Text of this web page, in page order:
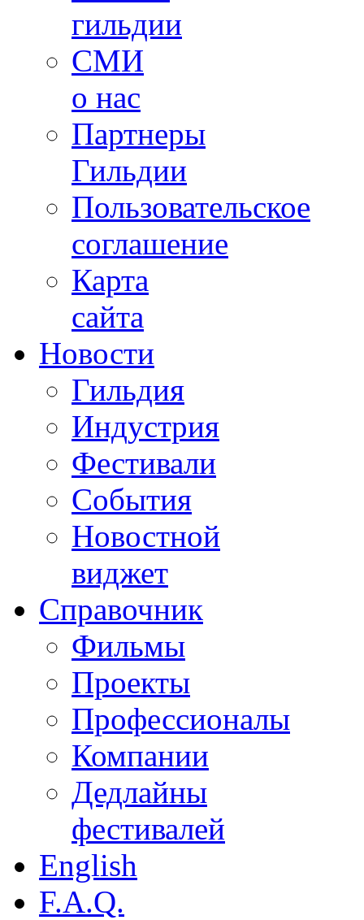
гильдии
СМИ
о нас
Партнеры
Гильдии
Пользовательское
соглашение
Карта
сайта
Новости
Гильдия
Индустрия
Фестивали
События
Новостной
виджет
Справочник
Фильмы
Проекты
Профессионалы
Компании
Дедлайны
фестивалей
English
F.A.Q.